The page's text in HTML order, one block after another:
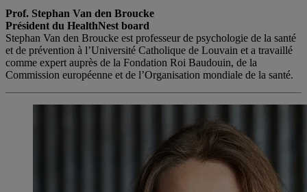
Prof. Stephan Van den Broucke
Président du HealthNest board
Stephan Van den Broucke est professeur de psychologie de la santé
et de prévention à l’Université Catholique de Louvain et a travaillé
comme expert auprès de la Fondation Roi Baudouin, de la
Commission européenne et de l’Organisation mondiale de la santé.